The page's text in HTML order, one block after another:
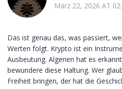
März 22, 2026 AT
Das ist genau das, was passiert,
Werten folgt. Krypto ist ein
Ausbeutung. Algerien hat es
bewundere diese Haltung. Wer
Freiheit bringen, der hat die